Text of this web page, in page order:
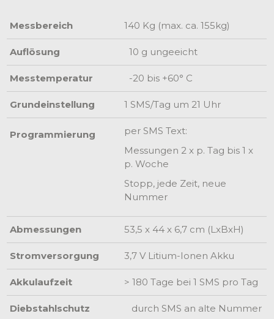
Messbereich 140 Kg (max. ca. 155kg)
Auflösung 10 g ungeeicht
Messtemperatur -20 bis +60° C
Grundeinstellung 1 SMS/Tag um 21 Uhr
Programmierung
per SMS Text:
Messungen 2 x p. Tag bis 1 x
p. Woche
Stopp, jede Zeit, neue
Nummer
Abmessungen 53,5 x 44 x 6,7 cm (LxBxH)
Stromversorgung 3,7 V Litium-Ionen Akku
Akkulaufzeit > 180 Tage bei 1 SMS pro Tag
Diebstahlschutz durch SMS an alte Nummer